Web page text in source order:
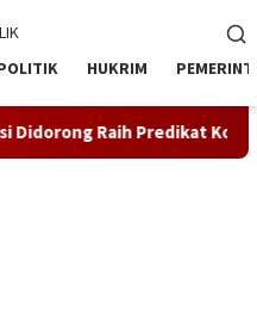
HUKRIM
Raih Predikat Kompeten